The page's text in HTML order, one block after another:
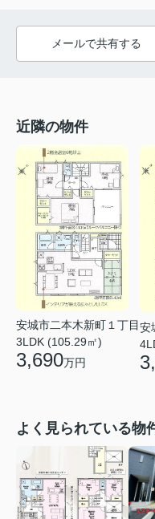
メールで共有する
近隣の物件
安城市二本木新町１丁目
3LDK (105.29㎡)
3,690万円
安
よく見られている物